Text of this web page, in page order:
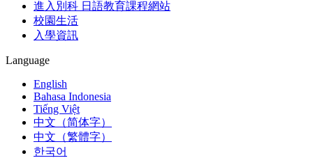
進入別科 日語教育課程網站
校園生活
入學資訊
Language
English
Bahasa Indonesia
Tiếng Việt
中文（简体字）
中文（繁體字）
한국어